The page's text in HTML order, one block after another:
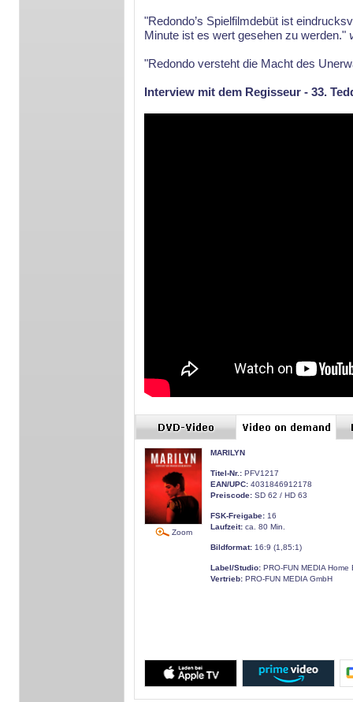
"Redondo’s Spielfilmdebüt ist
Minute ist es wert gesehen zu werden."
"Redondo versteht die Macht des
Interview mit dem Regisseur - 33.
Zoom
MARILYN
Titel-Nr.: PFV1217
EAN/UPC: 4031846912178
Preiscode: SD 62 / HD 63
FSK-Freigabe: 16
Laufzeit: ca. 80 Min.
Bildformat: 16:9 (1,85:1)
Label/Studio: PRO-FUN MEDIA Home
Vertrieb: PRO-FUN MEDIA GmbH